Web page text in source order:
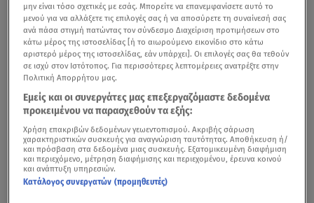
μην είναι τόσο σχετικές με εσάς. Μπορείτε να επανεμφανίσετε αυτό το
μενού για να αλλάξετε τις επιλογές σας ή να αποσύρετε τη συναίνεσή σας
ανά πάσα στιγμή πατώντας τον σύνδεσμο Διαχείριση προτιμήσεων στο
κάτω μέρος της ιστοσελίδας [ή το αιωρούμενο εικονίδιο στο κάτω
αριστερό μέρος της ιστοσελίδας, εάν υπάρχει]. Οι επιλογές σας θα τεθούν
σε ισχύ στον Ιστότοπος. Για περισσότερες λεπτομέρειες ανατρέξτε στην
Πολιτική Απορρήτου μας.
Εμείς και οι συνεργάτες μας επεξεργαζόμαστε δεδομένα
προκειμένου να παρασχεθούν τα εξής:
Χρήση επακριβών δεδομένων γεωεντοπισμού. Ακριβής σάρωση
χαρακτηριστικών συσκευής για αναγνώριση ταυτότητας. Αποθήκευση ή/
και πρόσβαση στα δεδομένα μιας συσκευής. Εξατομικευμένη διαφήμιση
και περιεχόμενο, μέτρηση διαφήμισης και περιεχομένου, έρευνα κοινού
και ανάπτυξη υπηρεσιών.
Κατάλογος συνεργατών (προμηθευτές)